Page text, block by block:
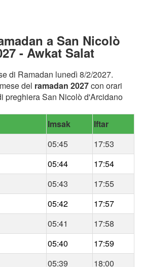
a San Nicolò
- Awkat Salat
di Ramadan lunedì 8/2/2027.
del ramadan 2027con orari
preghiera San Nicolò d'Arcidano
Imsak
Iftar
05:45
17:53
05:44
17:54
05:43
17:55
05:42
17:57
05:41
17:58
05:40
17:59
05:39 18:00